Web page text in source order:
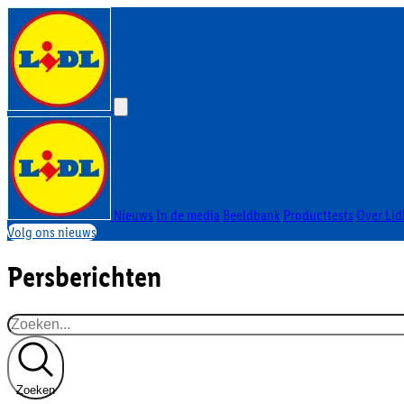
Nieuws In de mediaBeeldbank Producttests Over
Volg ons nieuws
Persberichten
Zoeken